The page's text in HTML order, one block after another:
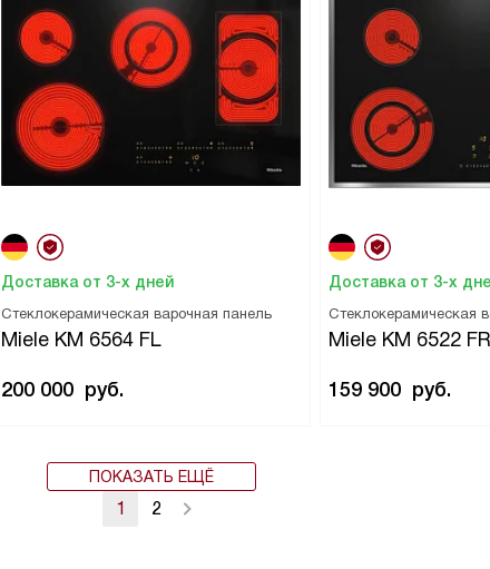
Стеклокерамическая варочная панель
Miele KM 6564 FL
Доставка от 3-х дней
200 000 руб.
Стеклокерамическая
Miele KM 6522 FR
Доставка от 3-х
159 900 руб.
ПОКАЗАТЬ ЕЩЁ
1 2